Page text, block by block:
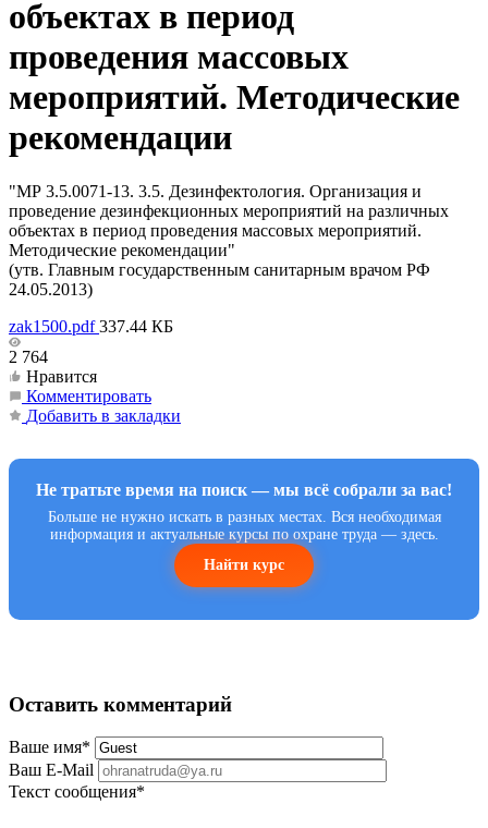
объектах в период
проведения массовых
мероприятий. Методические
рекомендации
"МР 3.5.0071-13. 3.5. Дезинфектология. Организация и
проведение дезинфекционных мероприятий на различных
объектах в период проведения массовых мероприятий.
Методические рекомендации"
(утв. Главным государственным санитарным врачом РФ
24.05.2013)
zak1500.pdf337.44 КБ
2 764
Нравится
Комментировать
Добавить в закладки
Не тратьте время на поиск — мы всё собрали за вас!
Больше не нужно искать в разных местах. Вся необходимая
информация и актуальные курсы по охране труда — здесь.
Найти курс
Оставить комментарий
Ваше имя*
Ваш E-Mail
Текст сообщения*